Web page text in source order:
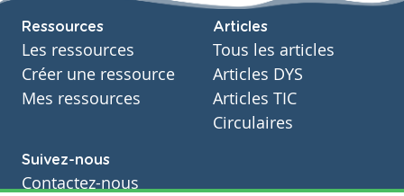
Ressources
Les ressources
Créer une ressource
Mes ressources
Articles
Tous les articles
Articles DYS
Articles TIC
Circulaires
Suivez-nous
Contactez-nous